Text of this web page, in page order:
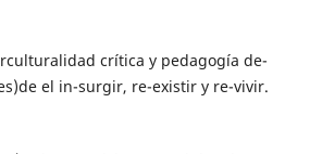
crítica y pedagogía de-
el in-surgir, re-existir y re-vivir.